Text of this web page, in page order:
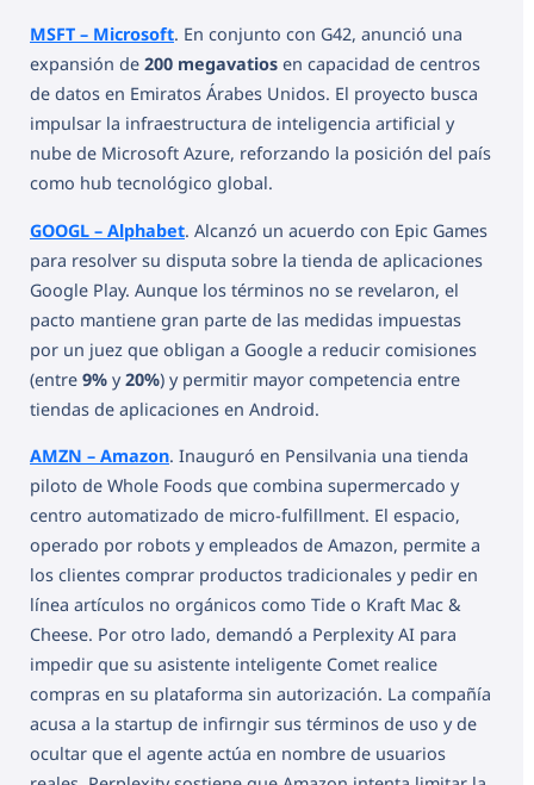
MSFT – Microsoft. En conjunto con G42, anunció una
expansión de 200 megavatios en capacidad de centros
de datos en Emiratos Árabes Unidos. El proyecto busca
impulsar la infraestructura de inteligencia artificial y
nube de Microsoft Azure, reforzando la posición del país
como hub tecnológico global.
GOOGL – Alphabet. Alcanzó un acuerdo con Epic Games
para resolver su disputa sobre la tienda de aplicaciones
Google Play. Aunque los términos no se revelaron, el
pacto mantiene gran parte de las medidas impuestas
por un juez que obligan a Google a reducir comisiones
(entre 9% y20%) y permitir mayor competencia entre
tiendas de aplicaciones en Android.
AMZN – Amazon. Inauguró en Pensilvania una tienda
piloto de Whole Foods que combina supermercado y
centro automatizado de micro-fulfillment. El espacio,
operado por robots y empleados de Amazon, permite a
los clientes comprar productos tradicionales y pedir en
línea artículos no orgánicos como Tide o Kraft Mac &
Cheese. Por otro lado, demandó a Perplexity AI para
impedir que su asistente inteligente Comet realice
compras en su plataforma sin autorización. La compañía
acusa a la startup de infirngir sus términos de uso y de
ocultar que el agente actúa en nombre de usuarios